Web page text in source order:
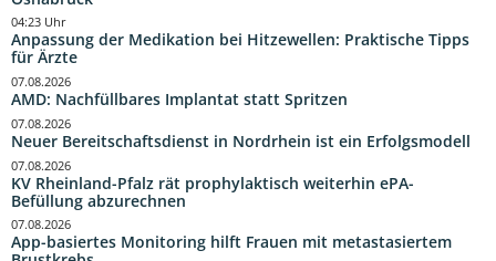
Anpassung der Medikation bei Hitzewellen: Praktische Tipps
für Ärzte
04:23 Uhr
AMD: Nachfüllbares Implantat statt Spritzen
07.08.2026
Neuer Bereitschaftsdienst in Nordrhein ist ein Erfolgsmodell
07.08.2026
KV Rheinland-Pfalz rät prophylaktisch weiterhin ePA-
Befüllung abzurechnen
07.08.2026
App-basiertes Monitoring hilft Frauen mit metastasiertem
07.08.2026